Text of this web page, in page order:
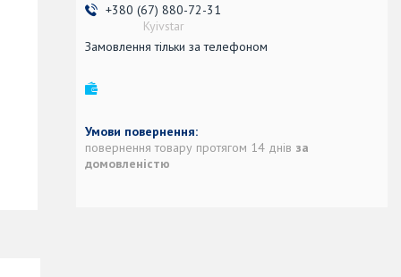
+380 (67) 880-72-31
Kyivstar
Замовлення тільки за телефоном
повернення товару протягом 14 днів за
домовленістю